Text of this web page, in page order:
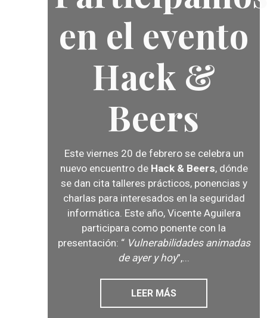
en el evento
Hack &
Beers
Este viernes 20 de febrero se celebra un
nuevo encuentro de Hack & Beers, dónde
se dan cita talleres prácticos, ponencias y
charlas para interesados en la seguridad
informática. Este año, Vicente Aguilera
participara como ponente con la
presentación: “ Vulnerabilidades animadas
de ayer y hoy”,...
LEER MÁS